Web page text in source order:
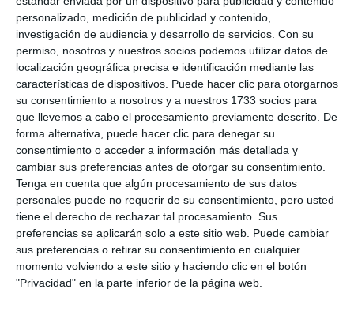
personalizado, medición de publicidad y contenido,
investigación de audiencia y desarrollo de servicios. Con su
permiso, nosotros y nuestros socios podemos utilizar datos de
localización geográfica precisa e identificación mediante las
características de dispositivos. Puede hacer clic para otorgarnos
su consentimiento a nosotros y a nuestros 1733 socios para
que llevemos a cabo el procesamiento previamente descrito. De
forma alternativa, puede hacer clic para denegar su
consentimiento o acceder a información más detallada y
cambiar sus preferencias antes de otorgar su consentimiento.
Tenga en cuenta que algún procesamiento de sus datos
personales puede no requerir de su consentimiento, pero usted
tiene el derecho de rechazar tal procesamiento. Sus
preferencias se aplicarán solo a este sitio web. Puede cambiar
sus preferencias o retirar su consentimiento en cualquier
momento volviendo a este sitio y haciendo clic en el botón
"Privacidad" en la parte inferior de la página web.